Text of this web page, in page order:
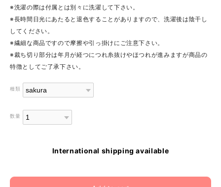
※洗濯の際は付属とは別々に洗濯して下さい。
※長時間日光にあたると退色することがありますので、洗濯後は陰干し
してください。
※繊細な商品ですので摩擦や引っ掛けにご注意下さい。
※裁ち切り部分は年月が経つにつれ糸抜けやほつれが進みますが商品の
特徴としてご了承下さい。
種類
数量
International shipping available